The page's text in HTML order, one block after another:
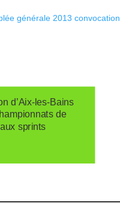
générale 2013 convocation.
d’Aix-les-Bains
de
sprints